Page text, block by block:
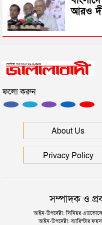
সিলেটের জোড়া
প্রধানমন্ত্রী
সিলেটে আরও
আরও
ফলো করুন
About Us
Privacy Policy
সম্পাদক ও
আইন-উপদেষ্টা: সিনিয়র
আইন-উপদেষ্টা: ব্যারিস্টার